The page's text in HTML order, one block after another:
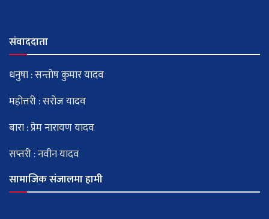
संवाददाता
धनुषा : सन्तोष कुमार यादव
महोत्तरी : सरोज यादव
बारा : प्रेम नारायण यादव
सप्तरी : नवीन यादव
सामाजिक संजालमा हामी